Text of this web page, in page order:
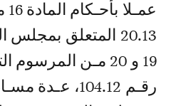
19 و 20 مـن
رقـم 104.12،